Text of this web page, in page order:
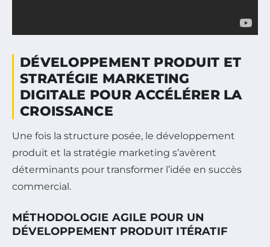
DÉVELOPPEMENT PRODUIT ET
STRATÉGIE MARKETING
DIGITALE POUR ACCÉLÉRER LA
CROISSANCE
Une fois la structure posée, le développement
produit et la stratégie marketing s’avèrent
déterminants pour transformer l’idée en succès
commercial.
MÉTHODOLOGIE AGILE POUR UN
DÉVELOPPEMENT PRODUIT ITÉRATIF